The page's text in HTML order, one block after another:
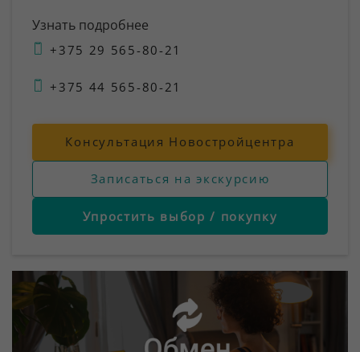
Узнать подробнее
+375 29 565-80-21
+375 44 565-80-21
Консультация Новостройцентра
Записаться на экскурсию
Упростить выбор / покупку